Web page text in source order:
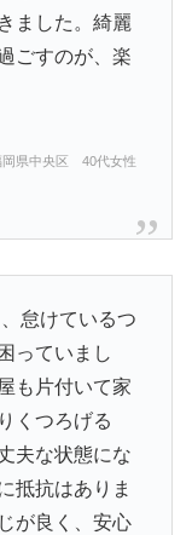
ました。綺麗
ごすのが、楽
岡県中央区 40代女性
怠けているつ
っていまし
も片付いて家
くつろげる
夫な状態にな
抵抗はありま
が良く、安心